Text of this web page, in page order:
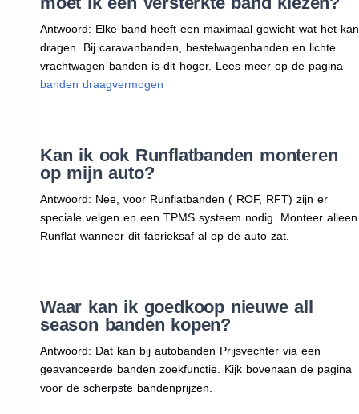
Antwoord: Elke band heeft een maximaal gewicht wat het kan
dragen. Bij caravanbanden, bestelwagenbanden en lichte
vrachtwagen banden is dit hoger. Lees meer op de pagina
banden draagvermogen
Kan ik ook Runflatbanden monteren
op mijn auto?
Antwoord: Nee, voor Runflatbanden ( ROF, RFT) zijn er
speciale velgen en een TPMS systeem nodig. Monteer alleen
Runflat wanneer dit fabrieksaf al op de auto zat.
Waar kan ik goedkoop nieuwe all
season banden kopen?
Antwoord: Dat kan bij autobanden Prijsvechter via een
geavanceerde banden zoekfunctie. Kijk bovenaan de pagina
voor de scherpste bandenprijzen.